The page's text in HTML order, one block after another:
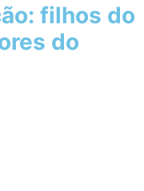
filhos do
do